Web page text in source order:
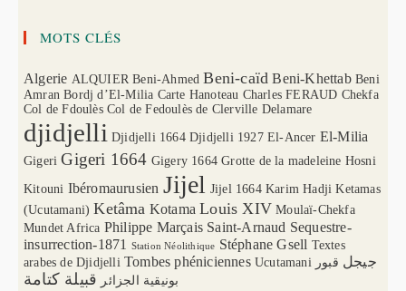
MOTS CLÉS
Algerie ALQUIER Beni-Ahmed Beni-caïd Beni-Khettab Beni
Amran Bordj d’El-Milia Carte Hanoteau Charles FERAUD Chekfa
Col de Fdoulès Col de Fedoulès de Clerville Delamare
djidjelli Djidjelli 1664 Djidjelli 1927 El-Ancer El-Milia
Gigeri Gigeri 1664 Gigery 1664 Grotte de la madeleine Hosni
Kitouni Ibéromaurusien Jijel Jijel 1664 Karim Hadji Ketamas
(Ucutamani) Ketâma Kotama Louis XIV Moulaï-Chekfa
Mundet Africa Philippe Marçais Saint-Arnaud Sequestre-
insurrection-1871
Station Néolithique Stéphane Gsell Textes
arabes de Djidjelli Tombes phéniciennes Ucutamani جيجل قبور
بونيقية الجزائر قبيلة كتامة